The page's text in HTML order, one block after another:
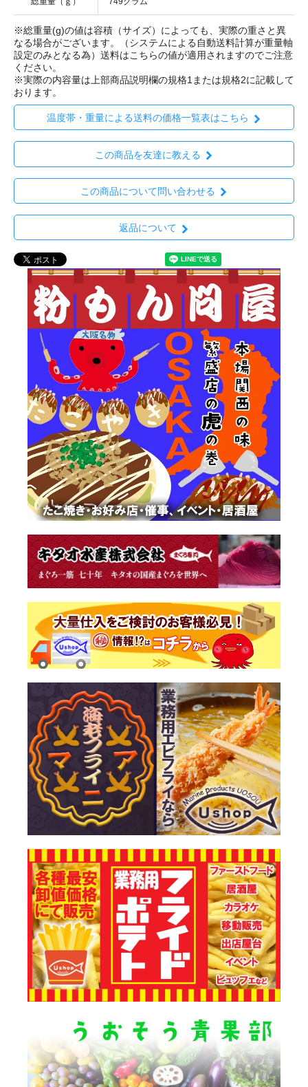
※総重量(g)の値は容積（サイズ）によっても、実際の重さと異
なる場合がございます。（システムによる自動送料計算が重量軸
設定のみとなる為）送料はこちらの値が適用されますのでご注意
ください。
※実際の内容量は上部商品説明欄の規格1または規格2に記載して
おります。
温度帯・重量による送料の価格一覧表はこちら
この商品を友達に教える
この商品について問い合わせる
返品について